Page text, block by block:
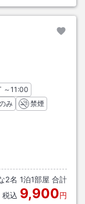
チェックアウト
～11:00
み
禁煙
2名 1泊1部屋 合計
税込 9,900円